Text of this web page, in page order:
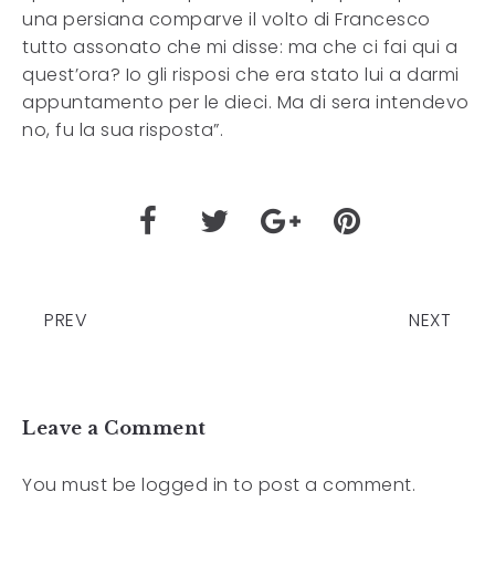
una persiana comparve il volto di Francesco
tutto assonato che mi disse: ma che ci fai qui a
quest’ora? Io gli risposi che era stato lui a darmi
appuntamento per le dieci. Ma di sera intendevo
no, fu la sua risposta”.
PREV NEXT
Leave a Comment
You must be logged in to post a comment.